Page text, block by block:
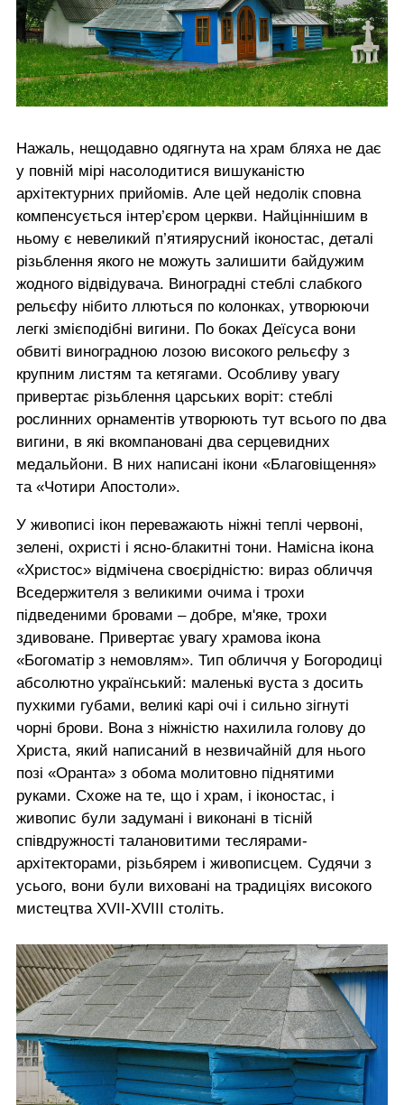
Нажаль, нещодавно одягнута на храм бляха не дає
у повній мірі насолодитися вишуканістю
архітектурних прийомів. Але цей недолік сповна
компенсується інтер’єром церкви. Найціннішим в
ньому є невеликий п’ятиярусний іконостас, деталі
різьблення якого не можуть залишити байдужим
жодного відвідувача. Виноградні стеблі слабкого
рельєфу нібито ллються по колонках, утворюючи
легкі змієподібні вигини. По боках Деїсуса вони
обвиті виноградною лозою високого рельєфу з
крупним листям та кетягами. Особливу увагу
привертає різьблення царських воріт: стеблі
рослинних орнаментів утворюють тут всього по два
вигини, в які вкомпановані два серцевидних
медальйони. В них написані ікони «Благовіщення»
та «Чотири Апостоли».
У живописі ікон переважають ніжні теплі червоні,
зелені, охристі і ясно-блакитні тони. Намісна ікона
«Христос» відмічена своєрідністю: вираз обличчя
Вседержителя з великими очима і трохи
підведеними бровами – добре, м'яке, трохи
здивоване. Привертає увагу храмова ікона
«Богоматір з немовлям». Тип обличчя у Богородиці
абсолютно український: маленькі вуста з досить
пухкими губами, великі карі очі і сильно зігнуті
чорні брови. Вона з ніжністю нахилила голову до
Христа, який написаний в незвичайній для нього
позі «Оранта» з обома молитовно піднятими
руками. Схоже на те, що і храм, і іконостас, і
живопис були задумані і виконані в тісній
співдружності талановитими теслярами-
архітекторами, різьбярем і живописцем. Судячи з
усього, вони були виховані на традиціях високого
мистецтва XVII-XVIII століть.